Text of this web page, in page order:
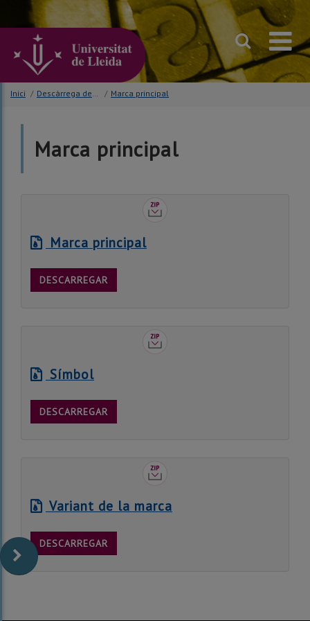
principal
pàgina
Inici / Descàrrega de la marca / Marca principal
Marca principal
Marca principal
DESCARREGAR
Símbol
DESCARREGAR
Variant de la marca
DESCARREGAR